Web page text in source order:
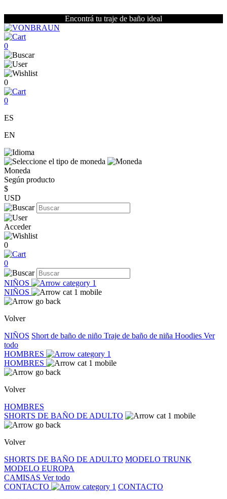
Encontrá tu traje de baño ideal
0
0
0
ES
EN
Moneda
Según producto
$
USD
Acceder
0
0
NIÑOS
NIÑOS
Volver
NIÑOS Short de baño de niño Traje de baño de niña Hoodies Ver
todo
HOMBRES
HOMBRES
Volver
HOMBRES
SHORTS DE BAÑO DE ADULTO
Volver
SHORTS DE BAÑO DE ADULTO MODELO TRUNK
MODELO EUROPA
CAMISAS Ver todo
CONTACTO
CONTACTO